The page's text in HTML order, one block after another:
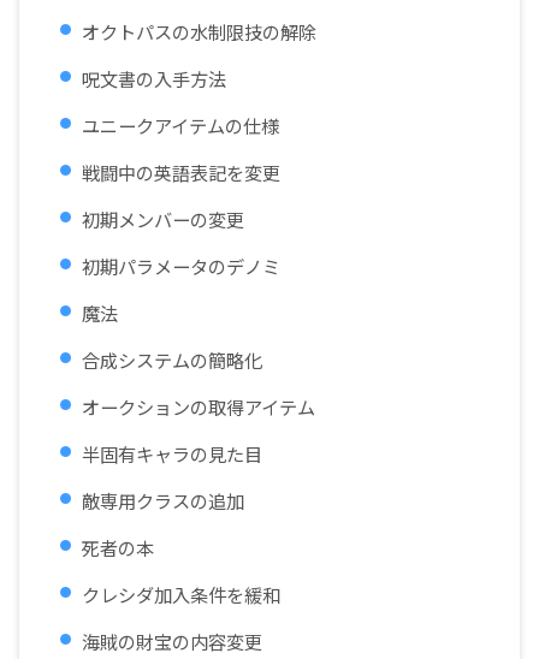
オクトパスの水制限技の解除
呪文書の入手方法
ユニークアイテムの仕様
戦闘中の英語表記を変更
初期メンバーの変更
初期パラメータのデノミ
魔法
合成システムの簡略化
オークションの取得アイテム
半固有キャラの見た目
敵専用クラスの追加
死者の本
クレシダ加入条件を緩和
海賊の財宝の内容変更